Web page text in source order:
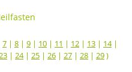
7 | 8 | 9 | 10 | 11 | 12 | 13 | 14|
| 24| 25 | 26 | 27 | 28 | 29)